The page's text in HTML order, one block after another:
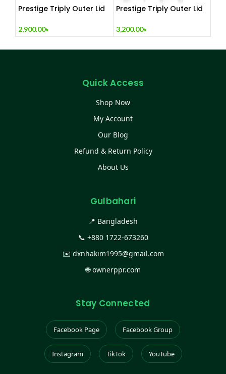
Prestige Triply Outer Lid
Pressure Cooker
|Stainless Steel| Deep Lid
Spillage Control | Even
2,900.00৳
Prestige Triply Outer Lid
Pressure Cooker
|Stainless Steel| Deep Lid
Spillage Control | Even
3,200.00৳
Quick Access
Shop Now
My Account
Our Blog
Refund & Return Policy
About Us
Gulbahari
📍 Bangladesh
📞 +880 1722-673260
✉️ dxnhakim1995@gmail.com
🌐ownerppr.com
Stay Connected
Facebook Page Facebook Group
Instagram TikTok YouTube